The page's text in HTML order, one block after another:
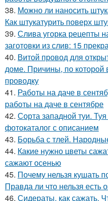
38. Можно ли наносить
Как штукатурить поверх
39. Слива угорка рецепты
заготовки из слив: 15
40. Витой провод для
доме. Причины, по
проводку
41. Работы на даче в
работы на даче в сентябре
42. Сорта западной туи.
фотокаталог с описанием
43. Борьба с тлей.
44. Какие нужно цветы
сажают осенью
45. Почему нельзя кушать
Правда ли что нельзя
46. Сидераты, как сажать.